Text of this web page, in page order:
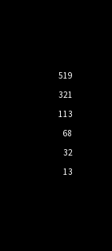
519
321
113
68
32
13